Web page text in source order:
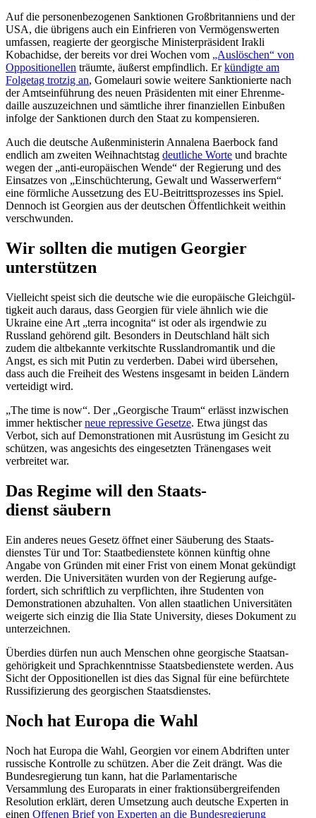
Auf die perso­nen­be­zo­genen Sanktionen Großbri­tan­niens und der
USA, die übrigens auch ein Einfrieren von Vermö­gens­werten
umfassen, reagierte der georgische Minis­ter­prä­sident Irakli
Kobachidse, der bereits vor drei Wochen vom „Auslö­schen“ von
Opposi­tio­nellen träumte, äußerst empfindlich. Erkündigte am
Folgetag trotzig an, Gomelauri sowie weitere Sanktio­nierte nach
der Amtsein­führung des neuen Präsi­denten mit einer Ehren­me­
daille auszu­zeichnen und sämtliche ihrer finan­zi­ellen Einbußen
infolge der Sanktionen durch den Staat zu kompensieren.
Auch die deutsche Außen­mi­nis­terin Annalena Baerbock fand
endlich am zweiten Weihnachtstag deutliche Worte und brachte
wegen der „anti-europäi­schen Wende“ der Regierung und des
Einsatzes von „Einschüch­terung, Gewalt und Wasser­werfern“
eine förmliche Aussetzung des EU-Beitritts­pro­zesses ins Spiel.
Dennoch ist Georgien aus der deutschen Öffent­lichkeit weithin
verschwunden.
Wir sollten die mutigen Georgier
unterstützen
Vielleicht speist sich die deutsche wie die europäische Gleich­gül­
tigkeit auch daraus, dass Georgien für viele ähnlich wie die
Ukraine eine Art „terra incognita“ ist oder als irgendwie zu
Russland gehörend gilt. Besonders in Deutschland hält sich
zudem die altbe­kannte verkitschte Russlan­dro­mantik und die
Angst, es sich mit Putin zu verderben. Dabei wird übersehen,
dass auch die Freiheit des Westens insgesamt in beiden Ländern
verteidigt wird.
„The time is now“. Der „Georgische Traum“ erlässt inzwi­schen
immer hekti­scherneue repressive Gesetze. Etwa jüngst das
Verbot, sich auf Demons­tra­tionen mit Ausrüstung im Gesicht zu
schützen, was angesichts des einge­setzten Tränen­gases weit
verbreitet war.
Das Regime will den Staats­
dienst säubern
Ein anderes neues Gesetz öffnet einer Säuberung des Staats­
dienstes Tür und Tor: Staat­be­dienstete können künftig ohne
Angabe von Gründen mit einer Frist von einem Monat gekündigt
werden. Die Univer­si­täten wurden von der Regierung aufge­
fordert, sich schriftlich zu verpflichten, ihre Studenten von
Demons­tra­tionen abzuhalten. Von allen staat­lichen Univer­si­täten
weigerte sich einzig die Ilia State University, dieses Dokument zu
unterzeichnen.
Überdies dürfen nun auch Menschen ohne georgische Staats­an­
ge­hö­rigkeit und Sprach­kennt­nisse Staats­be­dienstete werden. Aus
Sicht der Opposi­tio­nellen ist dies das Signal für eine befürchtete
Russi­fi­zierung des georgi­schen Staatsdienstes.
Noch hat Europa die Wahl
Noch hat Europa die Wahl, Georgien vor einem Abdriften unter
russische Kontrolle zu schützen. Aber die Zeit drängt. Was die
Bundes­re­gierung tun kann, hat die Parla­men­ta­rische
Versammlung des Europarats in einer frakti­ons­über­grei­fenden
Resolution erklärt, deren Umsetzung auch deutsche Experten in
einen Offenen Brief von Experten an die Bundes­re­gierung